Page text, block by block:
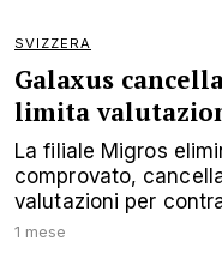
SVIZZERA
Galaxus
limita
La filiale Migros
comprovato,
valutazioni per
1 mese